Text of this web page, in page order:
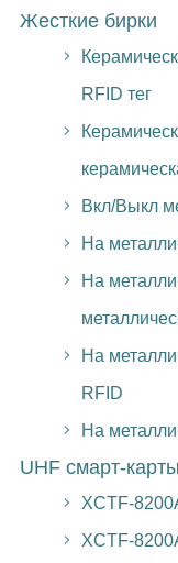
Жесткие бирки
RFID тег
Вкл/Выкл
На
На
На
RFID
На
UHF смарт-
XCTF-
XCTF-